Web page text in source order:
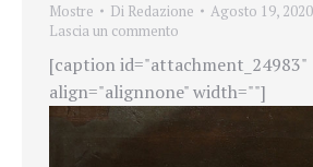
Mostre Di Redazione
Agosto 19, 2020
Lascia un commento
[caption id="attachment_24983"
align="alignnone" width=""]